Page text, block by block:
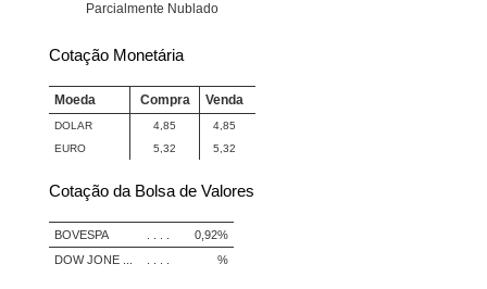
Parcialmente Nublado
Cotação Monetária
Moeda Compra Venda
DOLAR 4,85
4,85
EURO
5,32 5,32
Cotação da Bolsa de Valores
BOVESPA 0,92%
DOW JONE ...
%